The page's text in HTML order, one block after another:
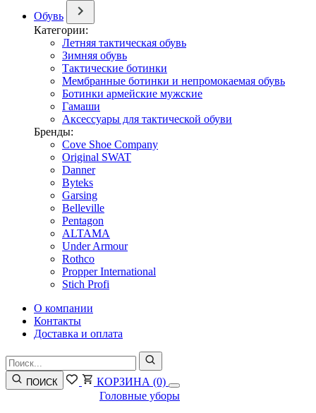
Обувь
Категории:
Летняя тактическая обувь
Зимняя обувь
Тактические ботинки
Мембранные ботинки и непромокаемая обувь
Ботинки армейские мужские
Гамаши
Аксессуары для тактической обуви
Бренды:
Cove Shoe Company
Original SWAT
Danner
Byteks
Garsing
Belleville
Pentagon
ALTAMA
Under Armour
Rothco
Propper International
Stich Profi
О компании
Контакты
Доставка и оплата
ПОИСК КОРЗИНА (0)
Головные уборы